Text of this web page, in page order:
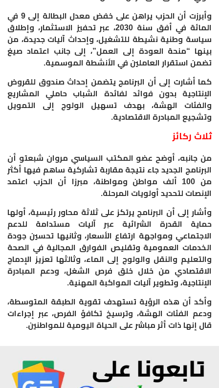
وأبرزت أن الحزب يراهن على خفض معدل البطالة إلى 9 في
المائة في أفق سنة 2030، عبر تحفيز الاستثمار، وإطلاق
سياسة وطنية نشيطة للتشغيل، وإحداث آليات جديدة، من
بينها “منحة العودة إلى العمل”، إلى جانب اعتماد صيغ
تضمن استقرار العاملين في الأنشطة الموسمية.
كما أشارت إلى أن البرنامج يتضمن إحداث صندوق للقروض
الإنتاجية بدون فوائد لفائدة الشباب حاملي المشاريع
والفئات الهشة، بهدف تسهيل الولوج إلى التمويل
وتشجيع المبادرة الاقتصادية.
ثلاث ركائز
من جانبه، أوضح عضو المكتب السياسي مروان شبعتو أن
البرنامج الجديد جاء نتيجة مقاربة تشاركية ساهم فيها أكثر
من 100 ألف مواطن ومواطنة، مبرزا أن الحزب اعتمد
الإنصات لتحديد أولويات المرحلة.
وأشار إلى أن البرنامج يرتكز على ثلاثة محاور رئيسية، أولها
حماية القدرة الشرائية عبر آليات مستدامة للدعم
الاجتماعي ومواجهة ارتفاع الأسعار، وثانيها تحسين جودة
الخدمات العمومية وتقليص الفوارق المجالية في الصحة
والتعليم والنقل والولوج إلى الماء، وثالثها تعزيز الإدماج
الاقتصادي من خلال خلق فرص الشغل، ودعم المبادرة
الإنتاجية، وتطوير آليات المواكبة المهنية.
وأكد أن هذه الرؤية تستهدف تقوية الطبقة المتوسطة،
ودعم الفئات الهشة، وترسيخ تكافؤ الفرص، عبر إجراءات
قال إنها ذات أثر مباشر على الحياة اليومية للمواطنين.